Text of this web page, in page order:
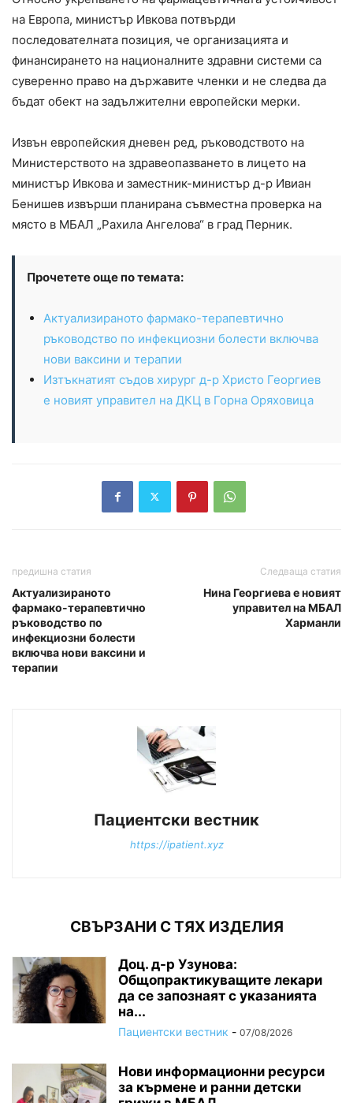
на Европа, министър Ивкова потвърди
последователната позиция, че организацията и
финансирането на националните здравни системи са
суверенно право на държавите членки и не следва да
бъдат обект на задължителни европейски мерки.
Извън европейския дневен ред, ръководството на
Министерството на здравеопазването в лицето на
министър Ивкова и заместник-министър д-р Ивиан
Бенишев извърши планирана съвместна проверка на
място в МБАЛ „Рахила Ангелова“ в град Перник.
Прочетете още по темата:
Актуализираното фармако-терапевтично
ръководство по инфекциозни болести включва
нови ваксини и терапии
Изтъкнатият съдов хирург д-р Христо Георгиев
е новият управител на ДКЦ в Горна Оряховица
предишна статия
Актуализираното
фармако-терапевтично
ръководство по
инфекциозни болести
включва нови ваксини и
терапии
Следваща статия
Нина Георгиева е новият
управител на МБАЛ
Харманли
Пациентски вестник
https://ipatient.xyz
СВЪРЗАНИ С ТЯХ ИЗДЕЛИЯ
Доц. д-р Узунова:
Общопрактикуващите лекари
да се запознаят с указанията
на...
Пациентски вестник - 07/08/2026
Нови информационни ресурси
за кърмене и ранни детски